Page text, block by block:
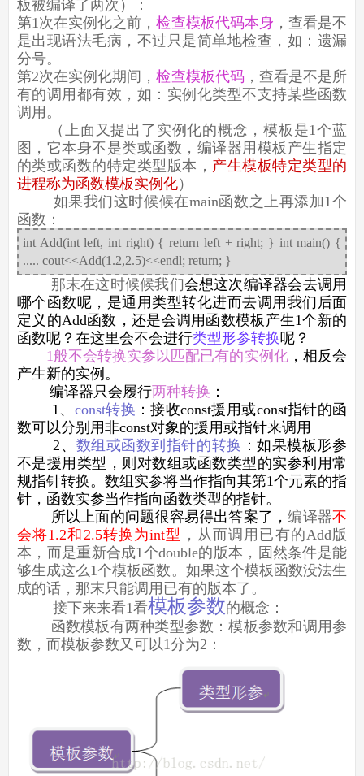
板被编译了两次）：
第1次在实例化之前，检查模板代码本身 ，查看是不
是出现语法毛病，不过只是简单地检查，如：遗漏
分号。
第2次在实例化期间，检查模板代码 ，查看是不是所
有的调用都有效，如：实例化类型不支持某些函数
调用。
（上面又提出了实例化的概念，模板是1个蓝
图，它本身不是类或函数，编译器用模板产生指定
的类或函数的特定类型版本， 产生模板特定类型的
进程称为函数模板实例化）
如果我们这时候候在main函数之上再添加1个
函数：
int Add(int left, int right) { return left + right; } int main() {
..... cout<<Add(1.2,2.5)<<endl; return; }
那末在这时候候我们会想这次编译器会去调用
哪个函数呢，是通用类型转化进而去调用我们后面
定义的Add函数，还是会调用函数模板产生1个新的
函数呢？在这里会不会进行类型形参转换呢？
1般不会转换实参以匹配已有的实例化，相反会
产生新的实例。
编译器只会履行两种转换 ：
1、 const转换 ：接收const援用或const指针的函
数可以分别用非const对象的援用或指针来调用
2、 数组或函数到指针的转换 ：如果模板形参
不是援用类型，则对数组或函数类型的实参利用常
规指针转换。数组实参将当作指向其第1个元素的指
针，函数实参当作指向函数类型的指针。
所以上面的问题很容易得出答案了，编译器不
会将1.2和2.5转换为int型 ，从而调用已有的Add版
本，而是重新合成1个double的版本，固然条件是能
够生成这么1个模板函数。如果这个模板函数没法生
成的话，那末只能调用已有的版本了。
接下来来看1看模板参数的概念：
函数模板有两种类型参数：模板参数和调用参
数，而模板参数又可以1分为2：